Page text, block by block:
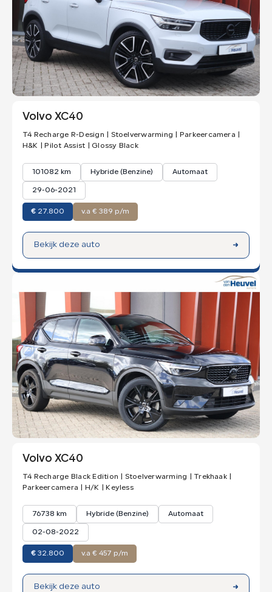
Volvo XC40
T4 Recharge R-Design | Stoelverwarming | Parkeercamera |
H&K | Pilot Assist | Glossy Black
101082 km Hybride (Benzine) Automaat
29-06-2021
€ 27.800 v.a € 389 p/m
Bekijk deze auto
Volvo XC40
T4 Recharge Black Edition | Stoelverwarming | Trekhaak |
Parkeercamera | H/K | Keyless
76738 km Hybride (Benzine) Automaat
02-08-2022
€ 32.800 v.a € 457 p/m
Bekijk deze auto